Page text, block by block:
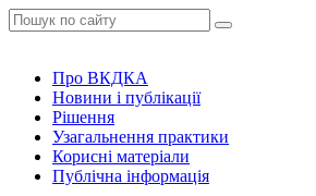
Про ВКДКА
Новини і публікації
Рішення
Узагальнення практики
Корисні матеріали
Публічна інформація